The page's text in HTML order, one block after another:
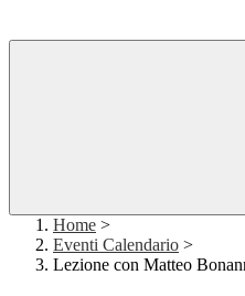
Home >
Eventi Calendario >
Lezione con Matteo